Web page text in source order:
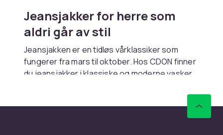
Jeansjakker for herre som
aldri går av stil
Jeansjakken er en tidløs vårklassiker som
fungerer fra mars til oktober. Hos CDON finner
du jeansjakker i klassiske og moderne vasker.
Klassiske og moderne